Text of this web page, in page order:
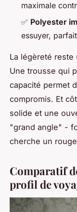
maximale
✅ Polyester
essuyer,
La légèreté
Une trousse qui
capacité permet
compromis. Et
solide et une
"grand angle" -
cherche un
Comparatif
profil de